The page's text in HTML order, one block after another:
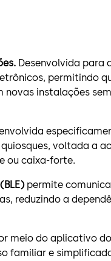
Desenvolvida para
permitindo
instalações
voltada a
ou caixa-forte.
permite
reduzindo a
meio do aplicativo
familiar e